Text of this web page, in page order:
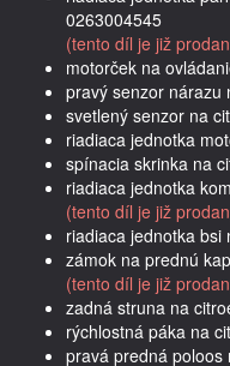
0263004545
(tento díl je již
motorček na
pravý senzor nárazu
svetlený senzor na
riadiaca jednotka
spínacia skrinka na
riadiaca jednotka
(tento díl je již
riadiaca jednotka bsi
zámok na prednú
(tento díl je již
zadná struna na
rýchlostná páka na
pravá predná poloos